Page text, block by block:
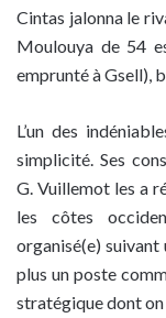
Cintas jalonna le
Moulouya de 54
emprunté à Gsell),
L’un des
simplicité. Ses
G. Vuillemot les a
les côtes
organisé(e) suivant
plus un poste
stratégique dont on